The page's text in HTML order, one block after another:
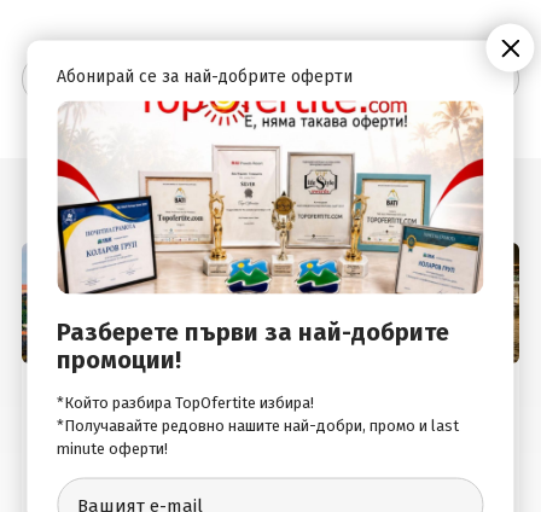
Допълнителна информация
Подобни оферти
Будапеща - дунавската
перла
Светлините на Будапеща,
със самолет и
български език
Абонирай се за най-добрите оферти
Разберете първи за най-добрите
промоции!
*Който разбира TopOfertite избира!
*Получавайте редовно нашите най-добри, промо и last
minute оферти!